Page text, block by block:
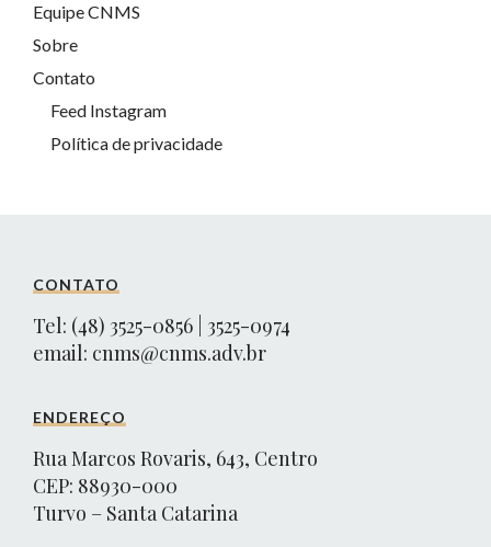
Equipe CNMS
Sobre
Contato
Feed Instagram
Política de privacidade
CONTATO
Tel: (48) 3525-0856 | 3525-0974
email: cnms@cnms.adv.br
ENDEREÇO
Rua Marcos Rovaris, 643, Centro
CEP: 88930-000
Turvo – Santa Catarina